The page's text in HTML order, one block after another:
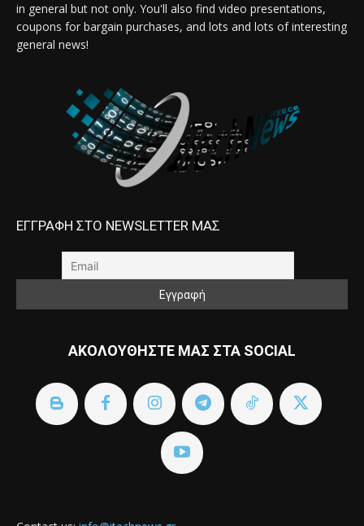
in general but not only. You'll also find video presentations,
coupons for bargain purchases, and lots and lots of interesting
general news!
ΕΓΓΡΑΦΗ ΣΤΟ NEWSLETTER ΜΑΣ
ΑΚΟΛΟΥΘΗΣΤΕ ΜΑΣ ΣΤΑ SOCIAL